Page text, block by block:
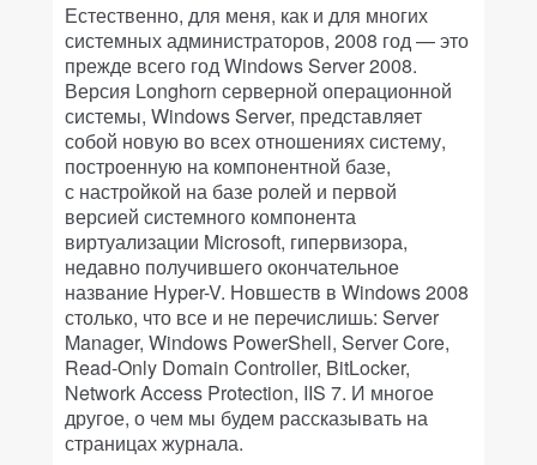
Естественно, для меня, как и для многих
системных администраторов, 2008 год — это
прежде всего год Windows Server 2008.
Версия Longhorn серверной операционной
системы, Windows Server, представляет
собой новую во всех отношениях систему,
построенную на компонентной базе,
с настройкой на базе ролей и первой
версией системного компонента
виртуализации Microsoft, гипервизора,
недавно получившего окончательное
название Hyper-V. Новшеств в Windows 2008
столько, что все и не перечислишь: Server
Manager, Windows PowerShell, Server Core,
Read-Only Domain Controller, BitLocker,
Network Access Protection, IIS 7. И многое
другое, о чем мы будем рассказывать на
страницах журнала.